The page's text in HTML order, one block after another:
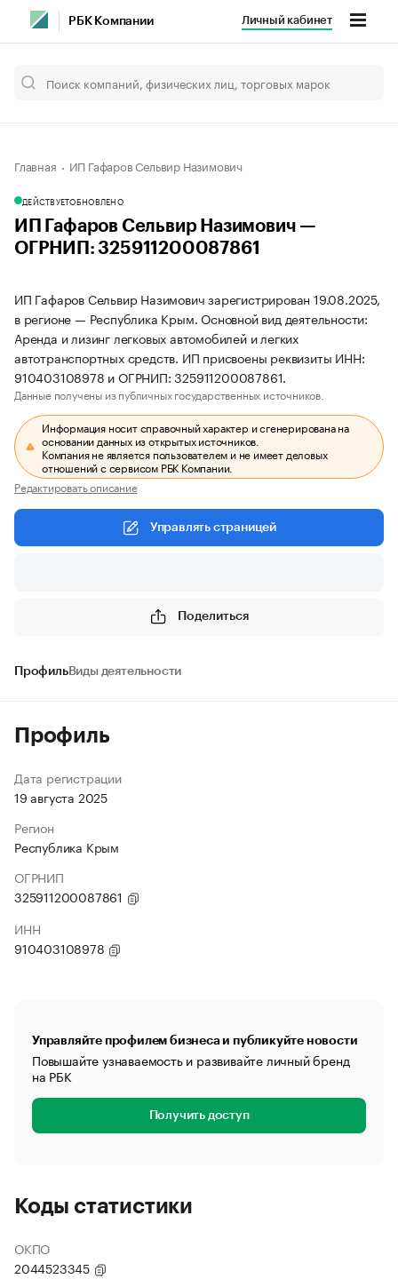
РБК Компании Личный кабинет
Главная ИП Гафаров Сельвир Назимович
ДЕЙСТВУЕТОБНОВЛЕНО
ИП Гафаров Сельвир Назимович —
ОГРНИП: 325911200087861
ИП Гафаров Сельвир Назимович зарегистрирован 19.08.2025,
в регионе — Республика Крым. Основной вид деятельности:
Аренда и лизинг легковых автомобилей и легких
автотранспортных средств. ИП присвоены реквизиты ИНН:
910403108978 и ОГРНИП: 325911200087861.
Данные получены из публичных государственных источников.
Информация носит справочный характер и сгенерирована на
основании данных из открытых источников.
Компания не является пользователем и не имеет деловых
отношений с сервисом РБК Компании.
Редактировать описание
Управлять страницей
Поделиться
ПрофильВиды деятельности
Профиль
Дата регистрации
19 августа 2025
Регион
Республика Крым
ОГРНИП
325911200087861
ИНН
910403108978
Управляйте профилем бизнеса и публикуйте новости
Повышайте узнаваемость и развивайте личный бренд
на РБК
Получить доступ
Коды статистики
ОКПО
2044523345